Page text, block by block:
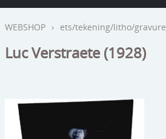
WEBSHOP
OUTLET
meubels
INFO
CONTACT
WEBSHOP › ets/tekening/litho/gravure
Luc Verstraete (1928)